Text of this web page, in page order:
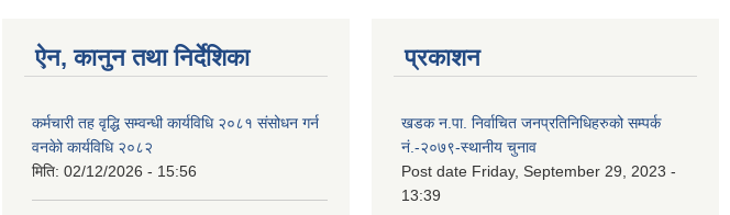
ऐन, कानुन तथा निर्देशिका
कर्मचारी तह वृद्धि सम्वन्धी कार्यविधि २०८१ संसोधन गर्न
वनकेो कार्यविधि २०८२
मिति: 02/12/2026 - 15:56
प्रकाशन
खडक न.पा. निर्वाचित जनप्रतिनिधिहरुको सम्पर्क
नं.-२०७९-स्थानीय चुनाव
Post date Friday, September 29, 2023 -
13:39